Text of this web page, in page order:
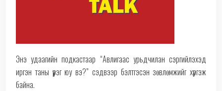
Энэ удаагийн подкастаар “Авлигаас урьдчилан сэргийлэхэд
иргэн таны үүрэг юу вэ?” сэдвээр бэлтгэсэн зөвлөмжийг хүргэж
байна.